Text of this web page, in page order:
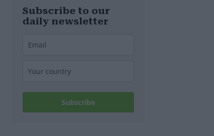
stillgelegt
werden
Subscribe to our
daily newsletter
Subscribe